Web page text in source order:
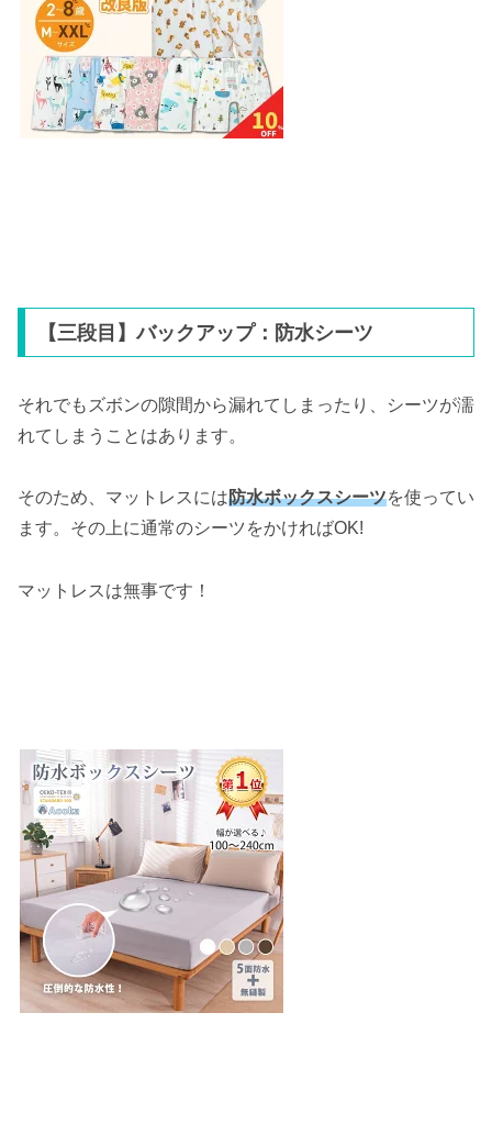
【三段目】バックアップ：防水シーツ
それでもズボンの隙間から漏れてしまったり、シーツが濡
れてしまうことはあります。
そのため、マットレスには防水ボックスシーツを使ってい
ます。その上に通常のシーツをかければOK!
マットレスは無事です！